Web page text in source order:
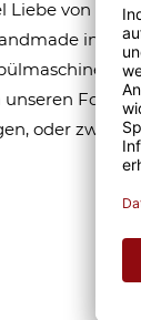
von
in
oder